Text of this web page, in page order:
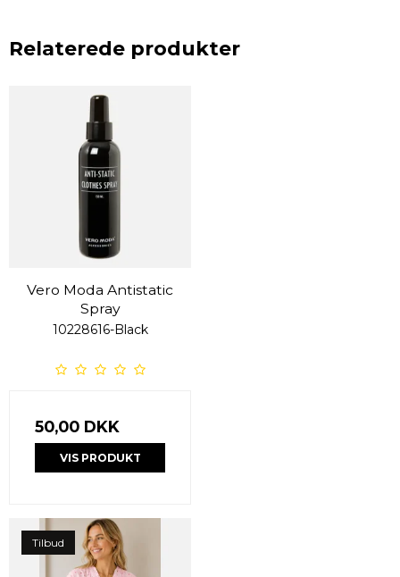
Relaterede produkter
Vero Moda Antistatic
Spray
10228616-Black
50,00 DKK
VIS PRODUKT
Tilbud